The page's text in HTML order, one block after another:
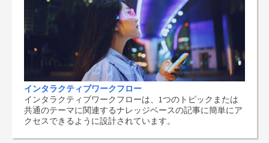
インタラクティブワークフロー
インタラクティブワークフローは、1つのトピックまたは
共通のテーマに関連するナレッジベースの記事に簡単にア
クセスできるように設計されています。